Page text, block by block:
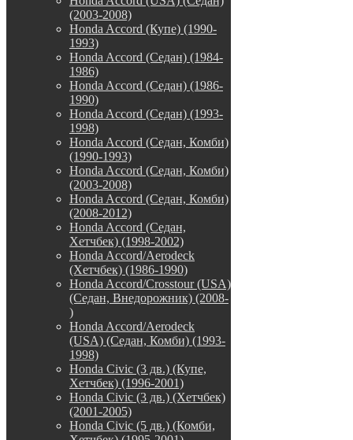
(2003-2008)
Honda Accord (Купе) (1990-
1993)
Honda Accord (Седан) (1984-
1986)
Honda Accord (Седан) (1986-
1990)
Honda Accord (Седан) (1993-
1998)
Honda Accord (Седан, Комби)
(1990-1993)
Honda Accord (Седан, Комби)
(2003-2008)
Honda Accord (Седан, Комби)
(2008-2012)
Honda Accord (Седан,
Хетчбек) (1998-2002)
Honda Accord/Aerodeck
(Хетчбек) (1986-1990)
Honda Accord/Crosstour (USA)
(Седан, Внедорожник) (2008-
)
Honda Accord/Аerodeck
(USA) (Седан, Комби) (1993-
1998)
Honda Civic (3 дв.) (Купе,
Хетчбек) (1996-2001)
Honda Civic (3 дв.) (Хетчбек)
(2001-2005)
Honda Civic (5 дв.) (Комби,